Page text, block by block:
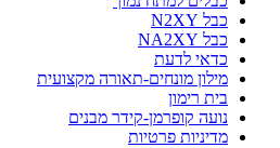
כבל N2XY
כבל NA2XY
כדאי לדעת
מילון מונחים-תאורה מקצועית
בית רימון
נועה קופרמן-קידר מבנים
מדיניות פרטיות